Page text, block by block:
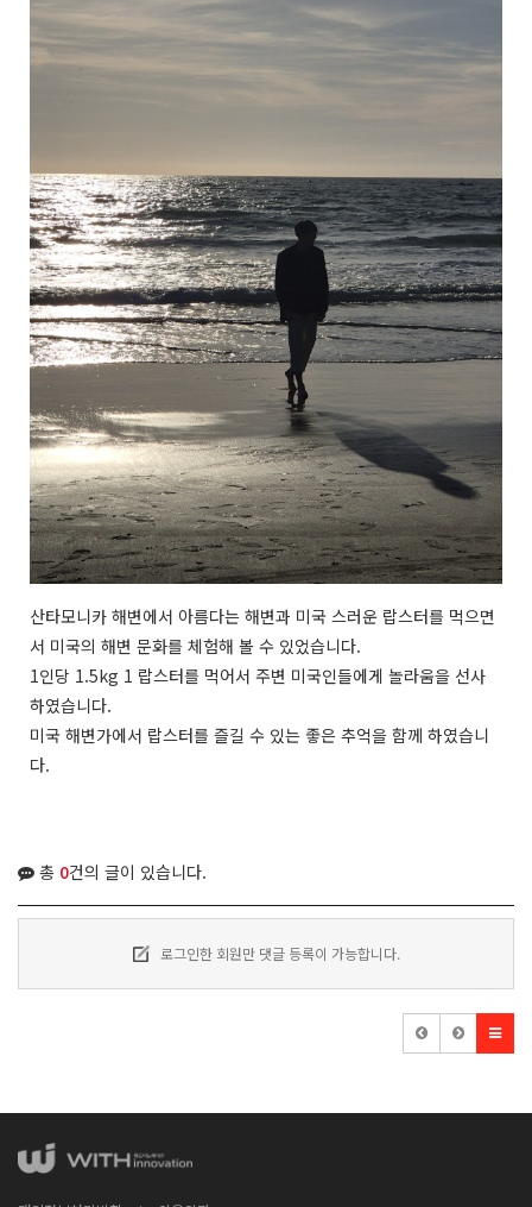
산타모니카 해변에서 아름다는 해변과 미국 스러운 랍스터를 먹으면
서 미국의 해변 문화를 체험해 볼 수 있었습니다.
1인당 1.5kg 1 랍스터를 먹어서 주변 미국인들에게 놀라움을 선사
하였습니다.
미국 해변가에서 랍스터를 즐길 수 있는 좋은 추억을 함께 하였습니
다.
총 0건의 글이 있습니다.
로그인한 회원만 댓글 등록이 가능합니다.